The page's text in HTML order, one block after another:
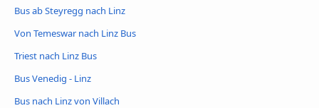
Bus ab Steyregg nach Linz
Von Temeswar nach Linz Bus
Triest nach Linz Bus
Bus Venedig - Linz
Bus nach Linz von Villach